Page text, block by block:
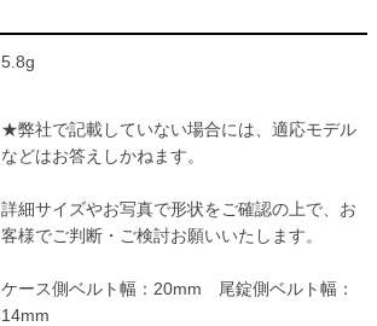
5.8g
★弊社で記載していない場合には、適応モデル
などはお答えしかねます。
詳細サイズやお写真で形状をご確認の上で、お
客様でご判断・ご検討お願いいたします。
ケース側ベルト幅：20mm 尾錠側ベルト幅：
14mm